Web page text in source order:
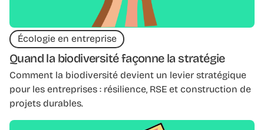
Écologie en entreprise
Quand la biodiversité façonne la stratégie
Comment la biodiversité devient un levier stratégique
pour les entreprises : résilience, RSE et construction de
projets durables.